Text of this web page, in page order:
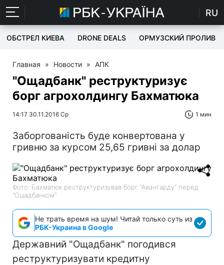
RU
ОБСТРЕЛ КИЕВА DRONE DEALS ОРМУЗСКИЙ ПРОЛИВ
Главная » Новости » АПК
"Ощадбанк" реструктуризує
борг агрохолдингу Бахматюка
14:17 30.11.2016 Ср 1 мин
Заборгованість буде конвертована у
гривню за курсом 25,65 гривні за долар
Фото: Бахматюк реструктуризував борг "Авангарду" перед
"Ощадбанком"
Не трать время на шум! Читай только суть из
РБК-Украина в Google
Державний "Ощадбанк" погодився
реструктуризувати кредитну